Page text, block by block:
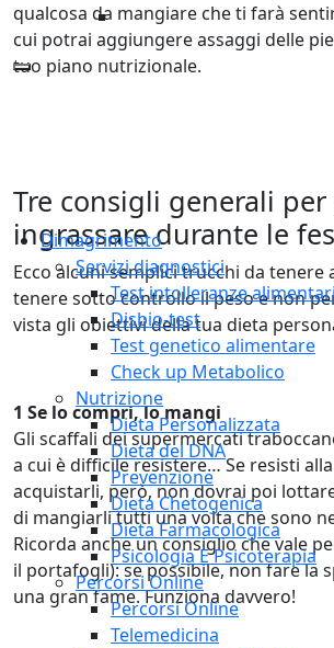
Dimagrimento
Servizi diagnostici
Test intolleranze
Disbio-test
Test genetico alimentare
Check up Metabolico
Nutrizione
Dieta Personalizzata
Dieta del DNA
Prevenzione
Dieta Chetogenica
Dieta Farmacologica
Psicologia E Psicoterapia
Percorsi Online
Percorsi Online
Telemedicina
qualcosa da mangiare che ti farà
cui potrai aggiungere assaggi delle
tuo piano nutrizionale.
Tre consigli generali per
ingrassare durante le
Ecco alcuni semplici trucchi da tenere
tenere sotto controllo il peso e non
vista gli obiettivi della tua dieta
1 Se lo compri, lo mangi
Gli scaffali dei supermercati
a cui è difficile resistere… Se resisti
acquistarli, però, non dovrai poi
di mangiarli tutti una volta che sono
Ricorda anche un consiglio che vale
il portafogli): se possibile, non fare la
una gran fame. Funziona davvero!